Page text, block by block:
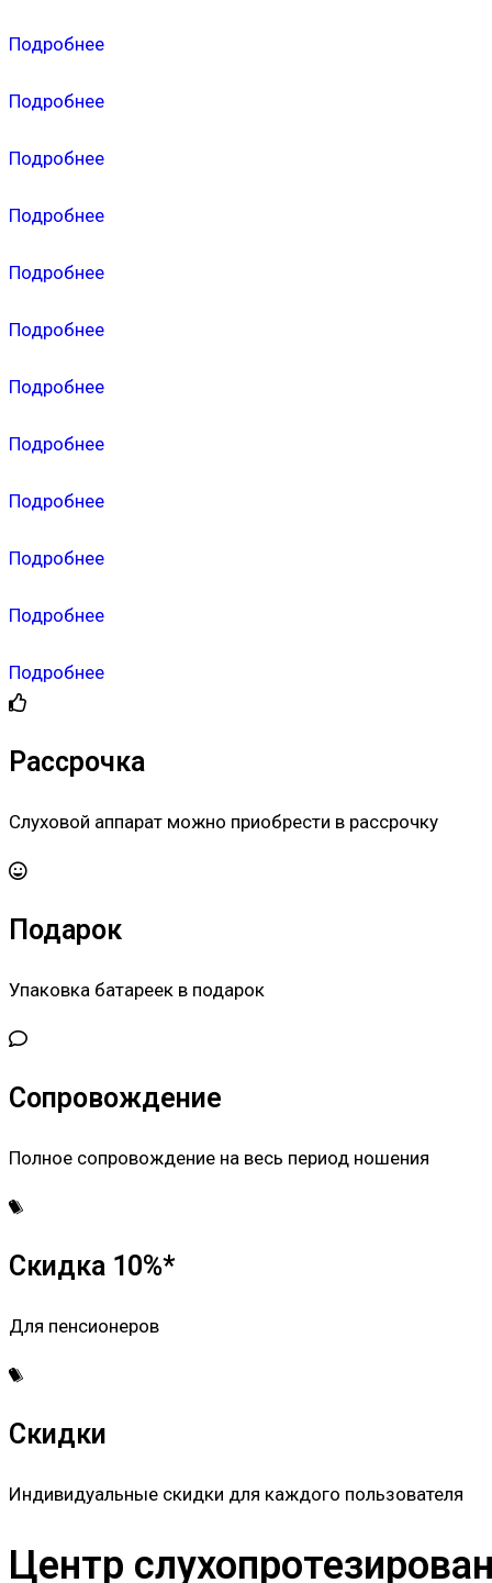
Подробнее
Подробнее
Подробнее
Подробнее
Подробнее
Подробнее
Подробнее
Подробнее
Подробнее
Подробнее
Подробнее
Подробнее
Рассрочка
Слуховой аппарат можно приобрести в рассрочку
Подарок
Упаковка батареек в подарок
Сопровождение
Полное сопровождение на весь период ношения
Скидка 10%*
Для пенсионеров
Скидки
Индивидуальные скидки для каждого пользователя
Центр